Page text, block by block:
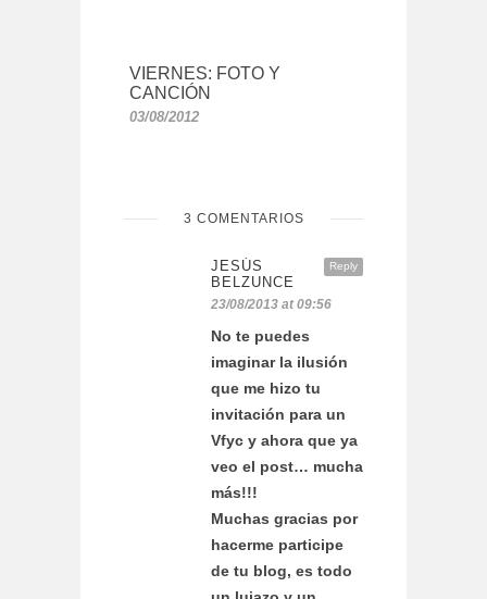
VIERNES: FOTO Y
CANCIÓN
03/08/2012
3 COMENTARIOS
Reply
JESÚS
BELZUNCE
23/08/2013 at 09:56
No te puedes
imaginar la ilusión
que me hizo tu
invitación para un
Vfyc y ahora que ya
veo el post… mucha
más!!!
Muchas gracias por
hacerme participe
de tu blog, es todo